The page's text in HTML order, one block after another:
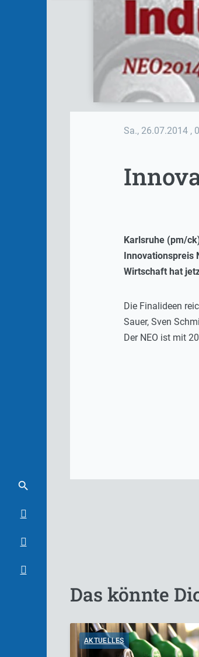
Sa., 26.07.2014 ,
Karlsruhe (pm/
Innovationspreis
Wirtschaft hat
Die Finalideen
Sauer, Sven
Der NEO ist mit
Das könnte
AKTUELLES